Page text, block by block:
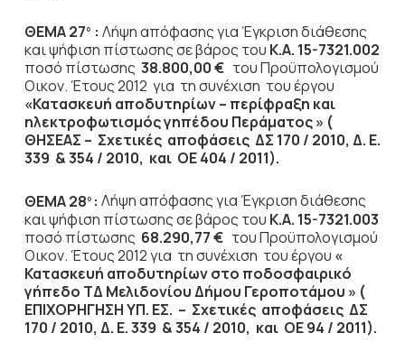
ΘΕΜΑ 27ο : Λήψη απόφασης για Έγκριση διάθεσης
και ψήφιση πίστωσης σε βάρος του Κ.Α. 15-7321.002
ποσό πίστωσης 38.800,00 € του Προϋπολογισμού
Οικον. Έτους 2012 για τη συνέχιση του έργου
«Κατασκευή αποδυτηρίων – περίφραξη και
ηλεκτροφωτισμός γηπέδου Περάματος » (
ΘΗΣΕΑΣ – Σχετικές αποφάσεις ΔΣ 170 / 2010, Δ. Ε.
339 & 354 / 2010, και ΟΕ 404 / 2011).
ΘΕΜΑ 28ο : Λήψη απόφασης για Έγκριση διάθεσης
και ψήφιση πίστωσης σε βάρος του Κ.Α. 15-7321.003
ποσό πίστωσης 68.290,77 € του Προϋπολογισμού
Οικον. Έτους 2012για τη συνέχιση του έργου «
Κατασκευή αποδυτηρίων στο ποδοσφαιρικό
γήπεδο ΤΔ Μελιδονίου Δήμου Γεροποτάμου » (
ΕΠΙΧΟΡΗΓΗΣΗ ΥΠ. ΕΣ. – Σχετικές αποφάσεις ΔΣ
170 / 2010, Δ. Ε. 339 & 354 / 2010, και ΟΕ 94 / 2011).